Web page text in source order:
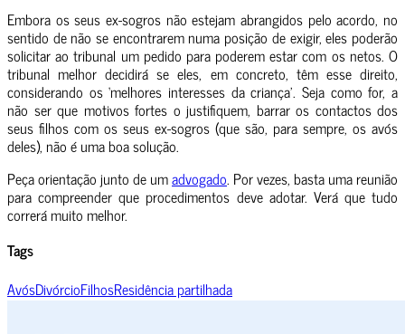
Embora os seus ex-sogros não estejam abrangidos pelo acordo, no
sentido de não se encontrarem numa posição de exigir, eles poderão
solicitar ao tribunal um pedido para poderem estar com os netos. O
tribunal melhor decidirá se eles, em concreto, têm esse direito,
considerando os ‘melhores interesses da criança’. Seja como for, a
não ser que motivos fortes o justifiquem, barrar os contactos dos
seus filhos com os seus ex-sogros (que são, para sempre, os avós
deles), não é uma boa solução.
Peça orientação junto de umadvogado. Por vezes, basta uma reunião
para compreender que procedimentos deve adotar. Verá que tudo
correrá muito melhor.
Tags
AvósDivórcioFilhosResidência partilhada